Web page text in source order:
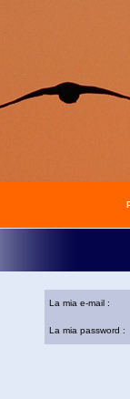
La mia e-mail :
La mia password :